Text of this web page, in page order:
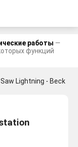
работы —
функций
Saw Lightning - Beck